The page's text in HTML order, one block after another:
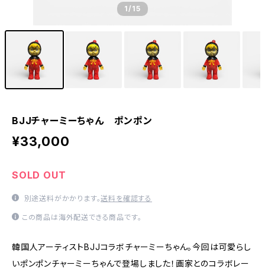
1/15
BJJチャーミーちゃん ポンポン
¥33,000
SOLD OUT
別途送料がかかります。送料を確認する
この商品は海外配送できる商品です。
韓国人アーティストBJJコラボチャーミーちゃん。今回は可愛らし
いポンポンチャーミーちゃんで登場しました！画家とのコラボレー